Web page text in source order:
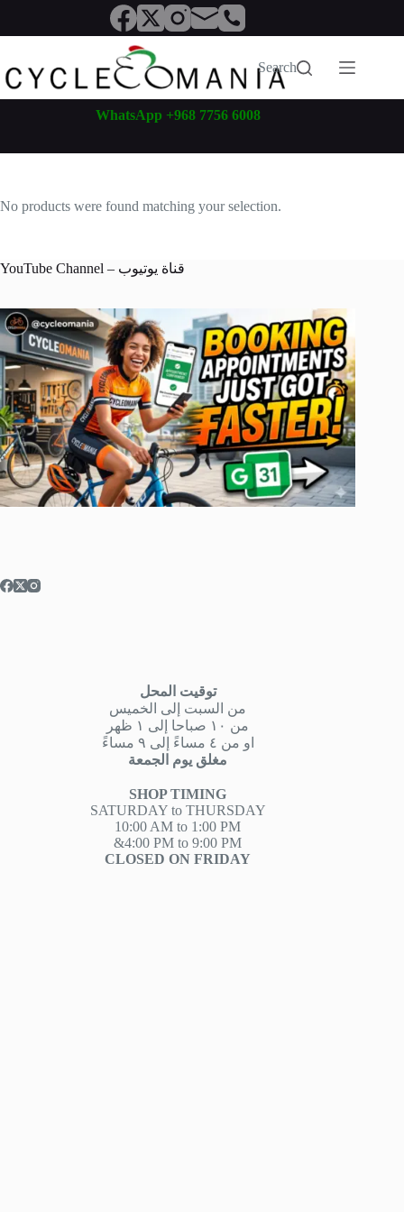
content
Search
WhatsApp +968 7756 6008
No products were found matching your selection.
YouTube Channel – قناة يوتيوب
توقيت المحل
من السبت إلى الخميس
من ١٠ صباحا إلى ١ ظهر
او من ٤ مساءً إلى ٩ مساءً
مغلق يوم الجمعة
SHOP TIMING
SATURDAY to THURSDAY
10:00 AM to 1:00 PM
&4:00 PM to 9:00 PM
CLOSED ON FRIDAY